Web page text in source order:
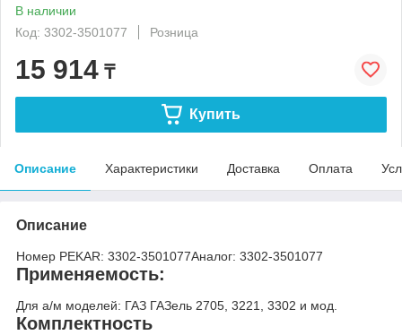
В наличии
Код: 3302-3501077
Розница
15 914 ₸
Купить
Описание Характеристики Доставка Оплата
Описание
Номер PEKAR: 3302-3501077Аналог: 3302-3501077
Применяемость:
Для а/м моделей: ГАЗ ГАЗель 2705, 3221, 3302 и мод.
Комплектность